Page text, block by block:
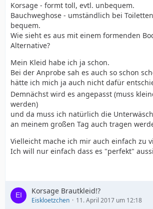
Korsage - formt toll, evtl. unbequem.
Bauchweghose - umständlich bei
bequem.
Wie sieht es aus mit einem formenden
Alternative?
Mein Kleid habe ich ja schon.
Bei der Anprobe sah es auch so schon
hätte ich mich ja auch nicht dafür
Demnächst wird es angepasst (muss
werden)
und da muss ich natürlich die
an meinem großen Tag auch tragen
Vielleicht mache ich mir auch einfach zu
Ich will nur einfach dass es "perfekt"
Korsage Brautkleid!?
Eiskloetzchen 11. April 2017 um 12:18